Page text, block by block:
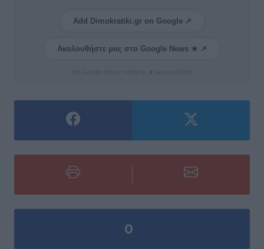
Add Dimokratiki.gr on Google ↗
Ακολουθήστε μας στο Google News ★ ↗
0